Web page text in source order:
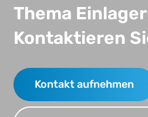
Thema
Kontaktieren
Kontakt aufnehmen